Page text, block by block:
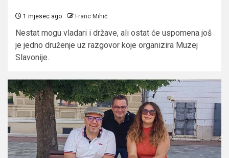
1 mjesec ago Franc Mihić
Nestat mogu vladari i države, ali ostat će uspomena još
je jedno druženje uz razgovor koje organizira Muzej
Slavonije.